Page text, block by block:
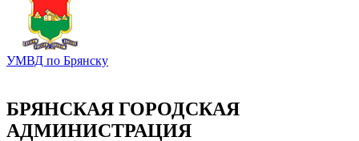
УМВД по Брянску
БРЯНСКАЯ ГОРОДСКАЯ
АДМИНИСТРАЦИЯ